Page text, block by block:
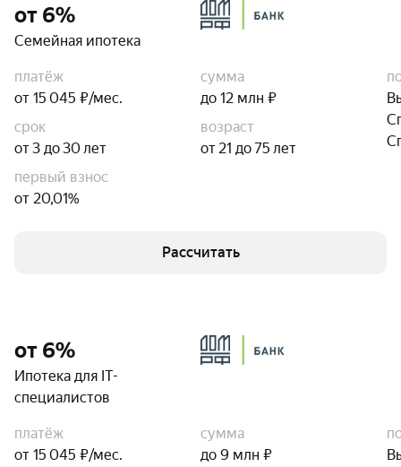
от 6%
Семейная ипотека
платёж
от 15 045 ₽/мес.
сумма
до 12 млн ₽
срок
от 3 до 30 лет
возраст
от 21 до 75 лет
первый взнос
от 20,01%
Рассчитать
от 6%
Ипотека для IT-
специалистов
платёж
от 15 045 ₽/мес.
сумма
до 9 млн ₽